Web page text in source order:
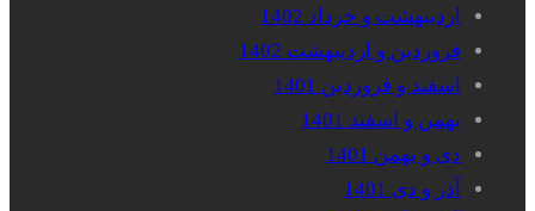
اردیبهشت و خرداد 1402
فروردین و اردیبهشت 1402
اسفند و فروردین 1401
بهمن و اسفند 1401
دی و بهمن 1401
آذر و دی 1401